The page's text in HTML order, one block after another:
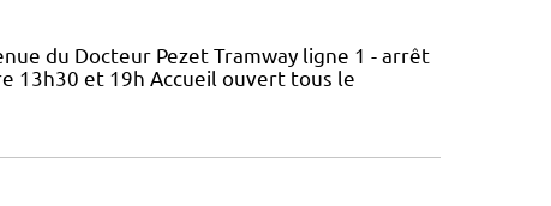
du Docteur Pezet Tramway ligne 1 - arrêt
13h30 et 19h Accueil ouvert tous le